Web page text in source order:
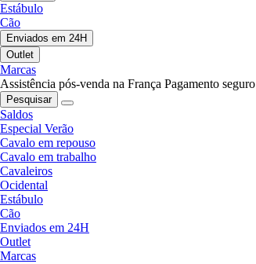
Estábulo
Cão
Enviados em 24H
Outlet
Marcas
Assistência pós-venda na França Pagamento seguro
Pesquisar
Saldos
Especial Verão
Cavalo em repouso
Cavalo em trabalho
Cavaleiros
Ocidental
Estábulo
Cão
Enviados em 24H
Outlet
Marcas